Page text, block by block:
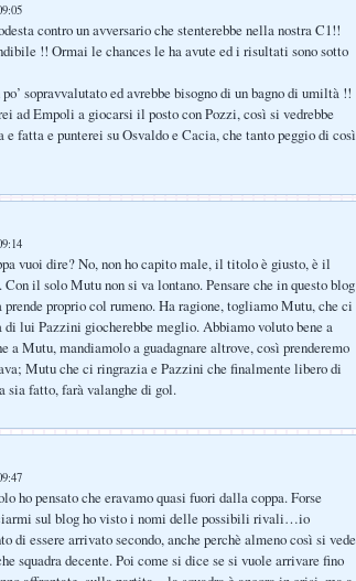
contro un avversario che stenterebbe nella nostra C1!!
!! Ormai le chances le ha avute ed i risultati sono sotto
sopravvalutato ed avrebbe bisogno di un bagno di umiltà !!
ad Empoli a giocarsi il posto con Pozzi, così si vedrebbe
e fatta e punterei su Osvaldo e Cacia, che tanto peggio di così
vuoi dire? No, non ho capito male, il titolo è giusto, è il
il solo Mutu non si va lontano. Pensare che in questo blog
prende proprio col rumeno. Ha ragione, togliamo Mutu, che ci
di lui Pazzini giocherebbe meglio. Abbiamo voluto bene a
a Mutu, mandiamolo a guadagnare altrove, così prenderemo
Mutu che ci ringrazia e Pazzini che finalmente libero di
sia fatto, farà valanghe di gol.
ho pensato che eravamo quasi fuori dalla coppa. Forse
sul blog ho visto i nomi delle possibili rivali…io
di essere arrivato secondo, anche perchè almeno così si vede
squadra decente. Poi come si dice se si vuole arrivare fino